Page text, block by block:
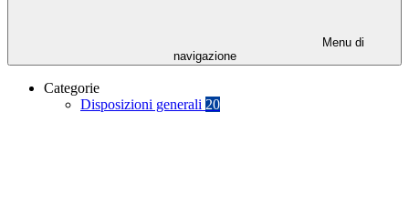
Menu di
navigazione
Categorie
Disposizioni generali 20